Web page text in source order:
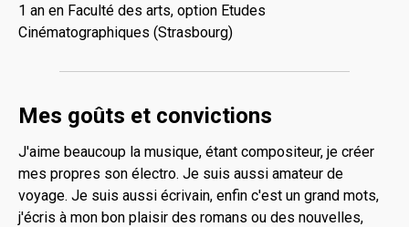
1 an en Faculté des arts, option Etudes
Cinématographiques (Strasbourg)
Mes goûts et convictions
J'aime beaucoup la musique, étant compositeur, je créer
mes propres son électro. Je suis aussi amateur de
voyage. Je suis aussi écrivain, enfin c'est un grand mots,
j'écris à mon bon plaisir des romans ou des nouvelles,